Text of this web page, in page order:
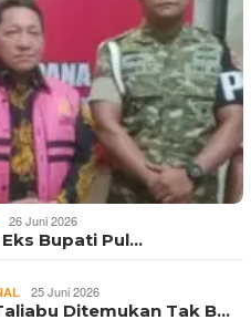
26 Juni 2026
Bupati Pul…
25 Juni 2026
Ditemukan Tak B…